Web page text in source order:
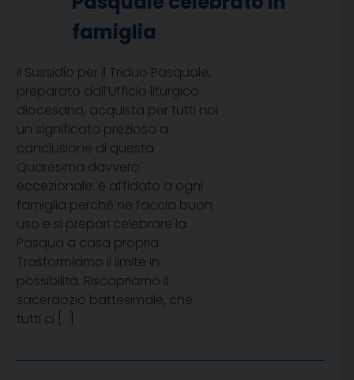
famiglia
Il Sussidio per il Triduo Pasquale,
preparato dall’Ufficio liturgico
diocesano, acquista per tutti noi
un significato prezioso a
conclusione di questa
Quaresima davvero
eccezionale: è affidato a ogni
famiglia perché ne faccia buon
uso e si prepari celebrare la
Pasqua a casa propria.
Trasformiamo il limite in
possibilità. Riscopriamo il
sacerdozio battesimale, che
tutti ci […]